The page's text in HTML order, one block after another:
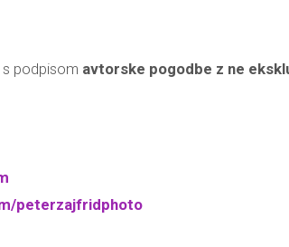
podpisom avtorske pogodbe z ne
peterzajfridphoto